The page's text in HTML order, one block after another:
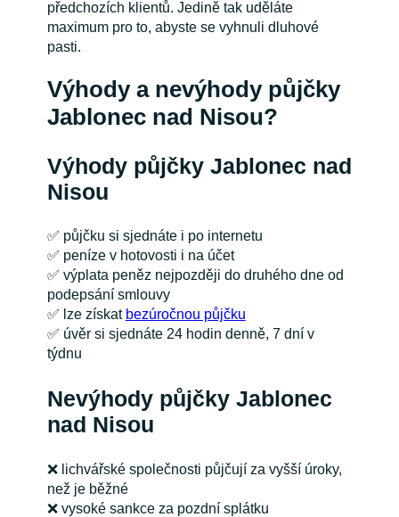
předchozích klientů. Jedině tak uděláte
maximum pro to, abyste se vyhnuli dluhové
pasti.
Výhody a nevýhody půjčky
Jablonec nad Nisou?
Výhody půjčky Jablonec nad
Nisou
✅ půjčku si sjednáte i po internetu
✅ peníze v hotovosti i na účet
✅ výplata peněz nejpozději do druhého dne od
podepsání smlouvy
✅ lze získat bezúročnou půjčku
✅ úvěr si sjednáte 24 hodin denně, 7 dní v
týdnu
Nevýhody půjčky Jablonec
nad Nisou
❌ lichvářské společnosti půjčují za vyšší úroky,
než je běžné
❌ vysoké sankce za pozdní splátku